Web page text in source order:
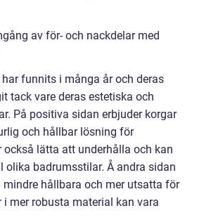
av för- och nackdelar med
funnits i många år och deras
tack vare deras estetiska och
På positiva sidan erbjuder korgar
och hållbar lösning för
också lätta att underhålla och kan
olika badrumsstilar. Å andra sidan
mindre hållbara och mer utsatta för
mer robusta material kan vara